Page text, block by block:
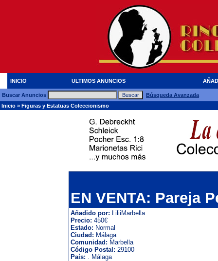
INICIO ULTIMOS ANUNCIOS
Buscar Anuncios
Búsqueda Avanzada
Inicio » Figuras y Estatuas Coleccionismo
EN VENTA: Pareja
Añadido por: LiliiMarbella
Precio: 450€
Estado: Normal
Ciudad: Málaga
Comunidad: Marbella
Código Postal: 29100
País: . Málaga